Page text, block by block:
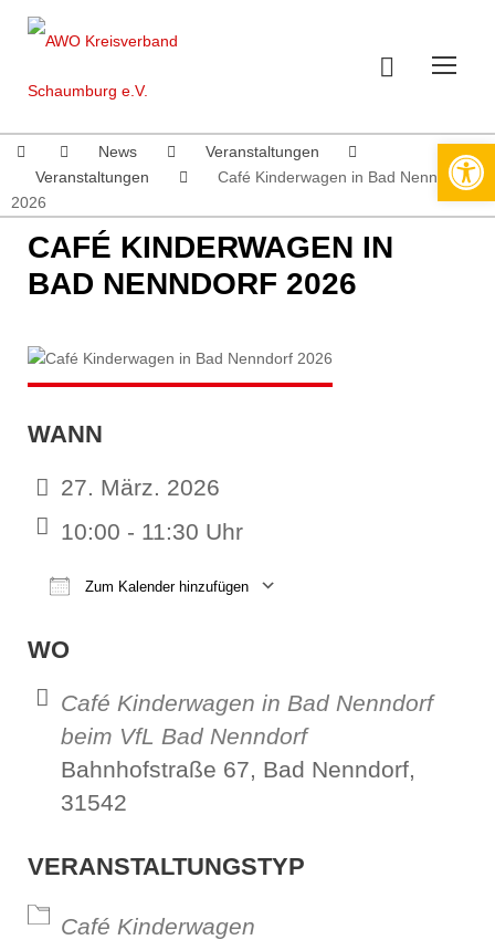
News
Veranstaltungen
Veranstaltungen
Café Kinderwagen in Bad Nenndorf
2026
CAFÉ KINDERWAGEN IN
BAD NENNDORF 2026
WANN
27. März. 2026
10:00 - 11:30 Uhr
Zum Kalender hinzufügen
WO
Café Kinderwagen in Bad Nenndorf
beim VfL Bad Nenndorf
Bahnhofstraße 67, Bad Nenndorf,
31542
VERANSTALTUNGSTYP
Café Kinderwagen
Werkzeugleiste öffnen